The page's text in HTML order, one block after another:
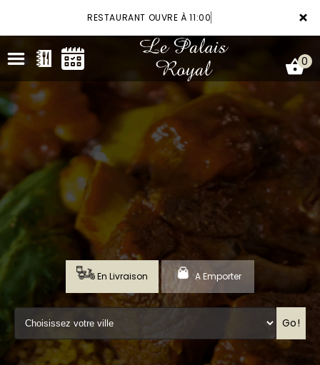
×
RESTAURANT OUVRE À 11:00
ACCUEIL
LA CARTE
VOTRE COMPTE
RÉSERVATION
NOTRE RESTAURANT
VOS AVIS
MENTIONS LÉGALES
0
En Livraison A Emporter
Go!